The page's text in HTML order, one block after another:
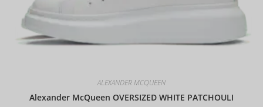
ALEXANDER MCQUEEN
Alexander McQueen OVERSIZED WHITE PATCHOULI